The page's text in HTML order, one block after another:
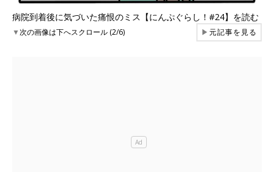
病院到着後に気づいた痛恨のミス【にんぷぐらし！#24】を読む
▼次の画像は下へスクロール (2/6) ▶元記事を見る